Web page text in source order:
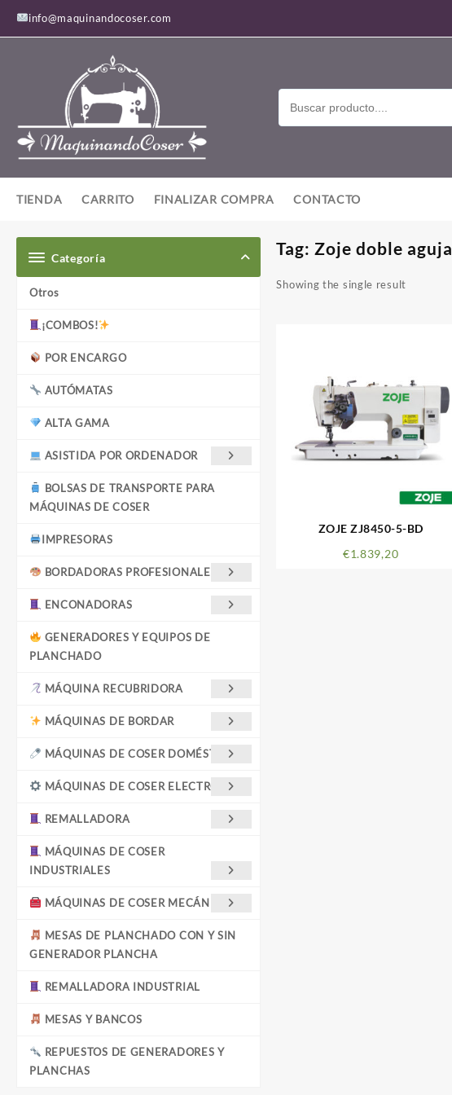
contenido
info@maquinandocoser.com
TIENDA CARRITO FINALIZAR COMPRA CONTACTO
Categoría
Otros
¡COMBOS!
POR ENCARGO
AUTÓMATAS
ALTA GAMA
ASISTIDA POR ORDENADOR
BOLSAS DE TRANSPORTE PARA
MÁQUINAS DE COSER
IMPRESORAS
BORDADORAS PROFESIONALES
ENCONADORAS
GENERADORES Y EQUIPOS DE
PLANCHADO
MÁQUINA RECUBRIDORA
MÁQUINAS DE BORDAR
MÁQUINAS DE COSER DOMÉSTICAS
MÁQUINAS DE COSER ELECTRÓNICA
REMALLADORA
MÁQUINAS DE COSER
INDUSTRIALES
MÁQUINAS DE COSER MECÁNICAS
MESAS DE PLANCHADO CON Y SIN
GENERADOR PLANCHA
REMALLADORA INDUSTRIAL
MESAS Y BANCOS
REPUESTOS DE GENERADORES Y
PLANCHAS
Tag:Zoje doble aguja
Showing the single result
ZOJE ZJ8450-5-BD
€1.839,20